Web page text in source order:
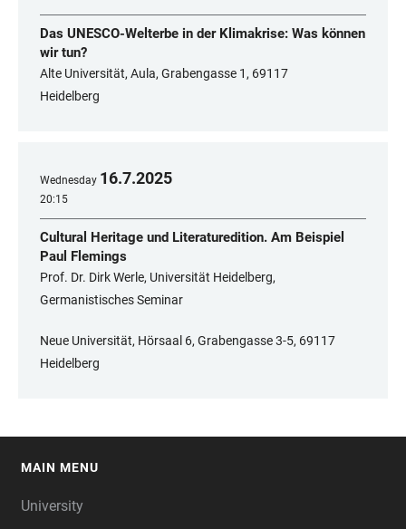
Das UNESCO-Welterbe in der Klimakrise: Was können
wir tun?
Alte Universität, Aula, Grabengasse 1, 69117
Heidelberg
Wednesday 16.7.2025
20:15
Cultural Heritage und Literaturedition. Am Beispiel
Paul Flemings
Prof. Dr. Dirk Werle, Universität Heidelberg,
Germanistisches Seminar
Neue Universität, Hörsaal 6, Grabengasse 3-5, 69117
Heidelberg
MAIN MENU
University